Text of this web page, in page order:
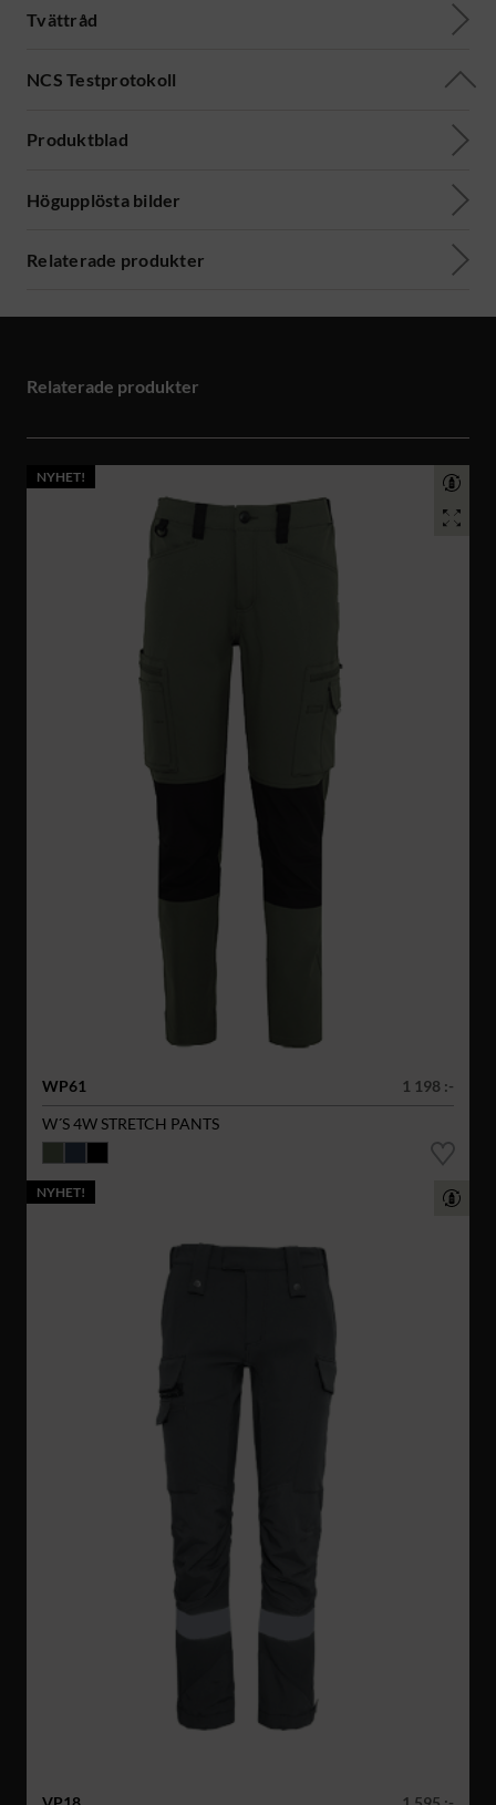
Tvättråd
NCS Testprotokoll
Produktblad
Högupplösta bilder
Relaterade produkter
Relaterade produkter
NYHET!
WP61
1 198 :-
W´S 4W STRETCH PANTS
NYHET!